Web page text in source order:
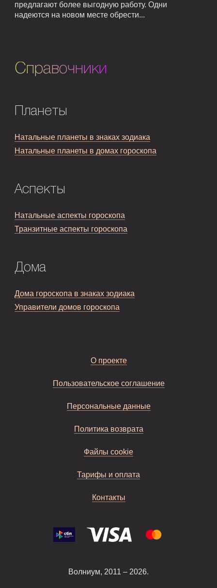
предлагают более выгодную работу. Одни
надеются на новом месте обрести...
Справочники
Планеты
Натальные планеты в знаках зодиака
Натальные планеты в домах гороскопа
Аспекты
Натальные аспекты гороскопа
Транзитные аспекты гороскопа
Дома
Дома гороскопа в знаках зодиака
Управители домов гороскопа
О проекте
Пользовательское соглашение
Персональные данные
Политика возврата
Файлы cookie
Тарифы и оплата
Контакты
Волниум, 2011 – 2026.